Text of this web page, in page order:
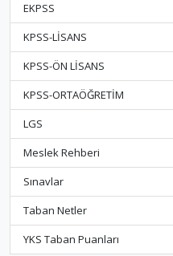
EKPSS
KPSS-LİSANS
KPSS-ÖN LİSANS
KPSS-ORTAÖĞRETİM
LGS
Meslek Rehberi
Sınavlar
Taban Netler
YKS Taban Puanları